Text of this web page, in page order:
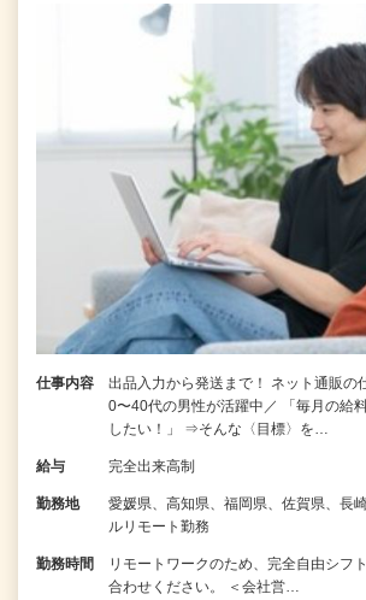
仕事内容
出品入力から発送まで！ ネット通販
0〜40代の男性が活躍中／ 「毎月の給
したい！」 ⇒そんな〈目標〉を…
給与 完全出来高制
勤務地
愛媛県、高知県、福岡県、佐賀県、
ルリモート勤務
勤務時間
リモートワークのため、完全自由シフ
合わせください。 ＜会社営…